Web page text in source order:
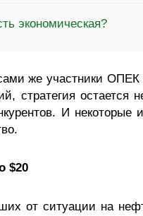
экономическая?
же участники ОПЕК
стратегия остается
И некоторые
$20
от ситуации на